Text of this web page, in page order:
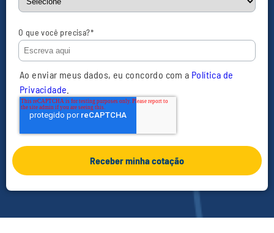
O que você precisa?*
Ao enviar meus dados, eu concordo com a Política de
Privacidade